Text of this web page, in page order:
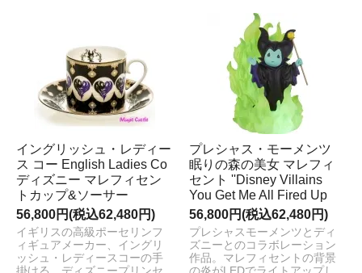
イングリッシュ・レディー
ス コー English Ladies Co
ディズニー マレフィセン
トカップ&ソーサー
56,800円(税込62,480円)
イギリスの高級ポーセリンフ
ィギュアメーカー、イングリ
ッシュ・レディースコーの手
プレシャス・モーメンツ
眠りの森の美女 マレフィ
セント ''Disney Villains
You Get Me All Fired Up
56,800円(税込62,480円)
プレシャスモーメンツとディ
ズニーとのコラボレーション
作品。マレフィセントの背景